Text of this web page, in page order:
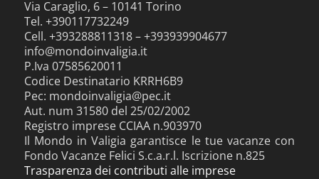
Via Caraglio, 6 – 10141 Torino
Tel. +390117732249
Cell. +393288811318 – +393939904677
info@mondoinvaligia.it
P.Iva 07585620011
Codice Destinatario KRRH6B9
Pec: mondoinvaligia@pec.it
Aut. num 31580 del 25/02/2002
Registro imprese CCIAA n.903970
Il Mondo in Valigia garantisce le tue vacanze con
Fondo Vacanze Felici S.c.a.r.l. Iscrizione n.825
Trasparenza dei contributi alle imprese